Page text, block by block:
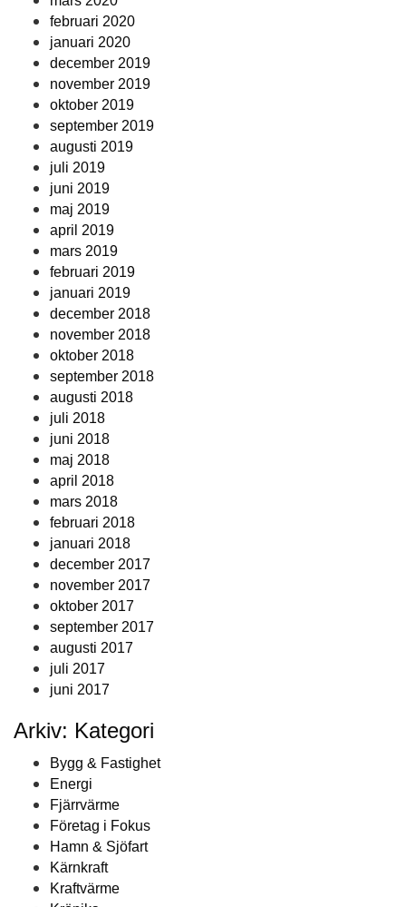
februari 2020
januari 2020
december 2019
november 2019
oktober 2019
september 2019
augusti 2019
juli 2019
juni 2019
maj 2019
april 2019
mars 2019
februari 2019
januari 2019
december 2018
november 2018
oktober 2018
september 2018
augusti 2018
juli 2018
juni 2018
maj 2018
april 2018
mars 2018
februari 2018
januari 2018
december 2017
november 2017
oktober 2017
september 2017
augusti 2017
juli 2017
juni 2017
Arkiv: Kategori
Bygg & Fastighet
Energi
Fjärrvärme
Företag i Fokus
Hamn & Sjöfart
Kärnkraft
Kraftvärme